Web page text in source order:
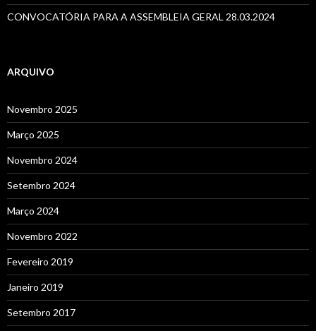
CONVOCATÓRIA PARA A ASSEMBLEIA GERAL 28.03.2024
ARQUIVO
Novembro 2025
Março 2025
Novembro 2024
Setembro 2024
Março 2024
Novembro 2022
Fevereiro 2019
Janeiro 2019
Setembro 2017